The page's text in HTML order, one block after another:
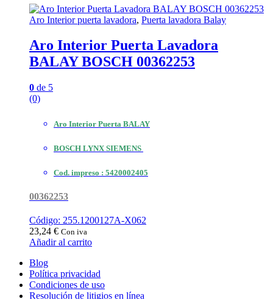
Aro Interior puerta lavadora, Puerta lavadora Balay
Aro Interior Puerta Lavadora
BALAY BOSCH 00362253
0 de 5
(0)
Aro Interior Puerta BALAY
BOSCH LYNX SIEMENS
Cod. impreso : 5420002405
00362253
Código: 255.1200127A-X062
23,24 € Con iva
Añadir al carrito
Blog
Política privacidad
Condiciones de uso
Resolución de litigios en línea